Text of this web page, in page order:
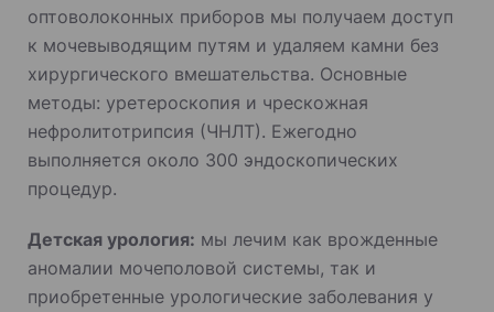
оптоволоконных приборов мы получаем доступ
к мочевыводящим путям и удаляем камни без
хирургического вмешательства. Основные
методы: уретероскопия и чрескожная
нефролитотрипсия (ЧНЛТ). Ежегодно
выполняется около 300 эндоскопических
процедур.
Детская урология: мы лечим как врожденные
аномалии мочеполовой системы, так и
приобретенные урологические заболевания у